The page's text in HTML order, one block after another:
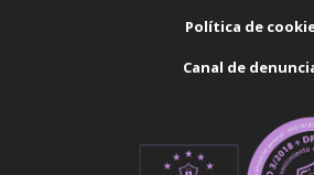
Política de
Canal de